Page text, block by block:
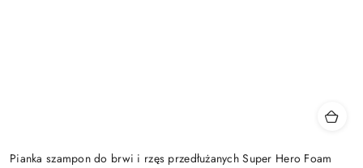
Pianka szampon do brwi i rzęs przedłużanych Super Hero Foam